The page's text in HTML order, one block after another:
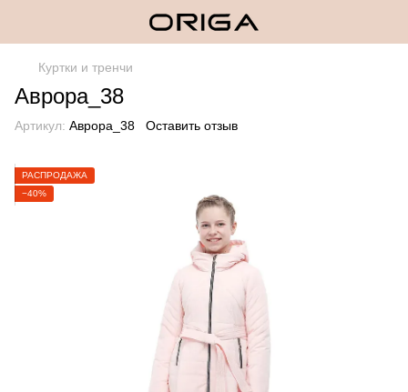
Куртки и тренчи
Аврора_38
Артикул: Аврора_38 Оставить отзыв
РАСПРОДАЖА
−40%